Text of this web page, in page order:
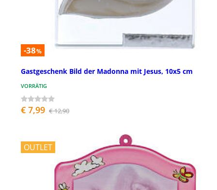
-38%
Gastgeschenk Bild der Madonna mit Jesus, 10x5 cm
VORRÄTIG
€ 7,99 € 12,90
OUTLET